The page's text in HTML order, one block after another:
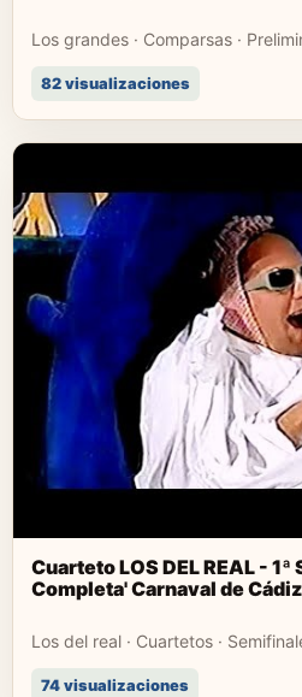
Los grandes · Comparsas ·
82 visualizaciones
Cuarteto LOS DEL REAL -
Completa' Carnaval de
Los del real · Cuartetos ·
74 visualizaciones